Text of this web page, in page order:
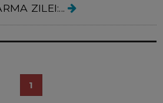
ZILEI:...
1